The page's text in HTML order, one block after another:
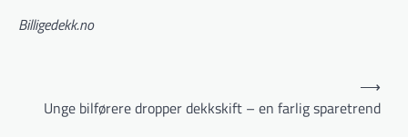
Billigedekk.no
Unge bilførere dropper dekkskift – en farlig sparetrend
⟶